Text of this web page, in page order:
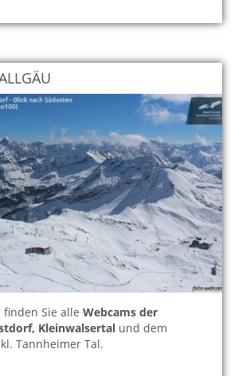
finden Sie alle Webcams der
Kleinwalsertal und dem
Tannheimer Tal.